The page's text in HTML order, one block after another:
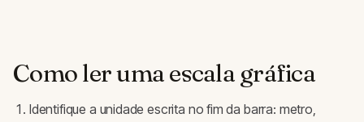
Como ler uma escala gráfica
Identifique a unidade escrita no fim da barra: metro,